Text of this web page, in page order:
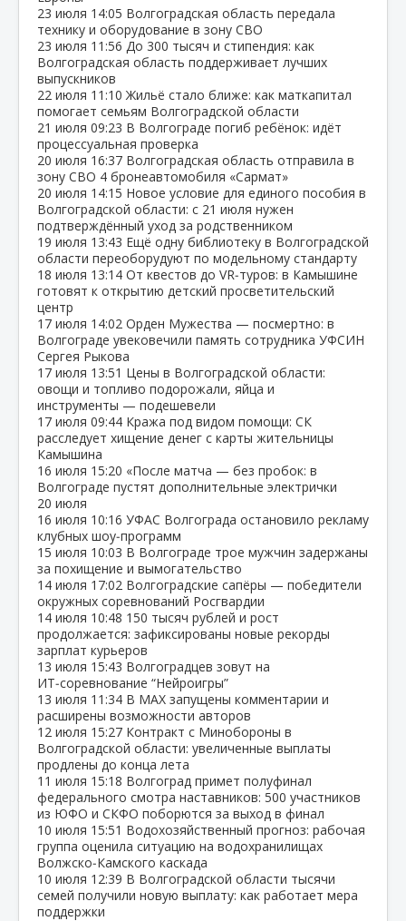
23 июля 14:05 Волгоградская область передала
технику и оборудование в зону СВО
23 июля 11:56 До 300 тысяч и стипендия: как
Волгоградская область поддерживает лучших
выпускников
22 июля 11:10 Жильё стало ближе: как маткапитал
помогает семьям Волгоградской области
21 июля 09:23 В Волгограде погиб ребёнок: идёт
процессуальная проверка
20 июля 16:37 Волгоградская область отправила в
зону СВО 4 бронеавтомобиля «Сармат»
20 июля 14:15 Новое условие для единого пособия в
Волгоградской области: с 21 июля нужен
подтверждённый уход за родственником
19 июля 13:43 Ещё одну библиотеку в Волгоградской
области переоборудуют по модельному стандарту
18 июля 13:14 От квестов до VR‑туров: в Камышине
готовят к открытию детский просветительский
центр
17 июля 14:02 Орден Мужества — посмертно: в
Волгограде увековечили память сотрудника УФСИН
Сергея Рыкова
17 июля 13:51 Цены в Волгоградской области:
овощи и топливо подорожали, яйца и
инструменты — подешевели
17 июля 09:44 Кража под видом помощи: СК
расследует хищение денег с карты жительницы
Камышина
16 июля 15:20 «После матча — без пробок: в
Волгограде пустят дополнительные электрички
20 июля
16 июля 10:16 УФАС Волгограда остановило рекламу
клубных шоу‑программ
15 июля 10:03 В Волгограде трое мужчин задержаны
за похищение и вымогательство
14 июля 17:02 Волгоградские сапёры — победители
окружных соревнований Росгвардии
14 июля 10:48 150 тысяч рублей и рост
продолжается: зафиксированы новые рекорды
зарплат курьеров
13 июля 15:43 Волгоградцев зовут на
ИТ‑соревнование “Нейроигры”
13 июля 11:34 В МАХ запущены комментарии и
расширены возможности авторов
12 июля 15:27 Контракт с Минобороны в
Волгоградской области: увеличенные выплаты
продлены до конца лета
11 июля 15:18 Волгоград примет полуфинал
федерального смотра наставников: 500 участников
из ЮФО и СКФО поборются за выход в финал
10 июля 15:51 Водохозяйственный прогноз: рабочая
группа оценила ситуацию на водохранилищах
Волжско‑Камского каскада
10 июля 12:39 В Волгоградской области тысячи
семей получили новую выплату: как работает мера
поддержки